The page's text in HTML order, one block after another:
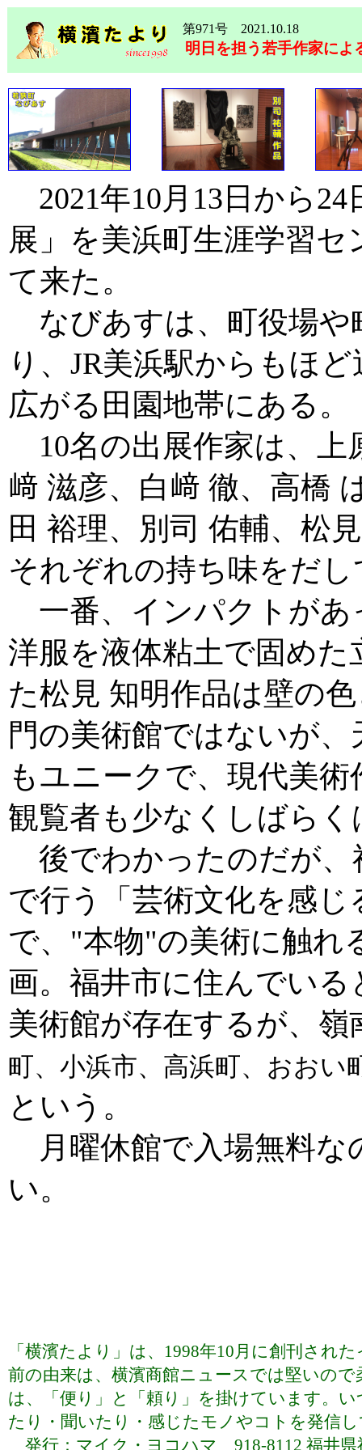
第971号 2021.10.18
明日を担う若手作家によ
2021年10月13日から
展」を美浜町生涯学習
て来た。
なびあすは、町役場や
り、JR美浜駅からもほ
広がる田園地帯にある。
10名の出展作家は、上
﨑 滋彦、白﨑 徹、高橋
田 裕理、別司 佑輔、松
それぞれの持ち味をだ
一番、インパクトがあ
洋服を液体粘土で固め
た松見 知明作品は壁の
門の美術館ではないが
もユニークで、現代美
観覧者も少なくしばら
後でわかったのだが、
で行う「芸術文化を感
で、"本物"の美術に触れ
画。福井市に住んでい
美術館が存在するが、嶺
町、小浜市、高浜町、おおい
という。
月曜休館で入場無料な
い。
「横濱たより」は、1998年10月に創刊され
前の由来は、横濱商館ニュースでは堅いの
は、「便り」と「頼り」を掛けています。
たり・聞いたり・感じたモノやコトを発信
発行：マイク・ヨコハマ 918-8112 福井